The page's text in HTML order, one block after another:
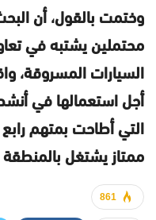
وختمت بالقول، أن
محتملين يشتبه في
السيارات المسروقة،
أجل استعمالها في
التي أطاحت بمتهم
ممتاز يشتغل بالمنطقة
861